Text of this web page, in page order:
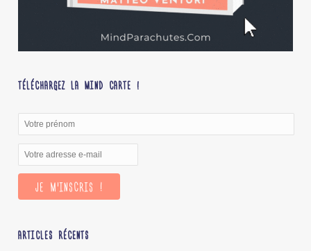
TÉLÉCHARGEZ LA MIND CARTE !
ARTICLES RÉCENTS